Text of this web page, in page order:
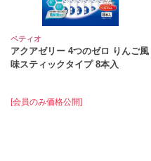
ペティオ
アクアゼリー 4つのゼロ りんご風
味スティックタイプ 8本入
[会員のみ価格公開]